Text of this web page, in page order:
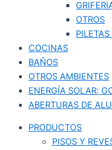
OTROS
COCINAS
BAÑOS
OTROS AMBIENTES
ENERGÍA SOLAR:
ABERTURAS DE
PRODUCTOS
PISOS Y